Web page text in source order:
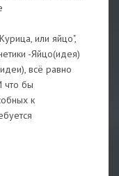
или яйцо",
-Яйцо(идея)
всё равно
что бы
к